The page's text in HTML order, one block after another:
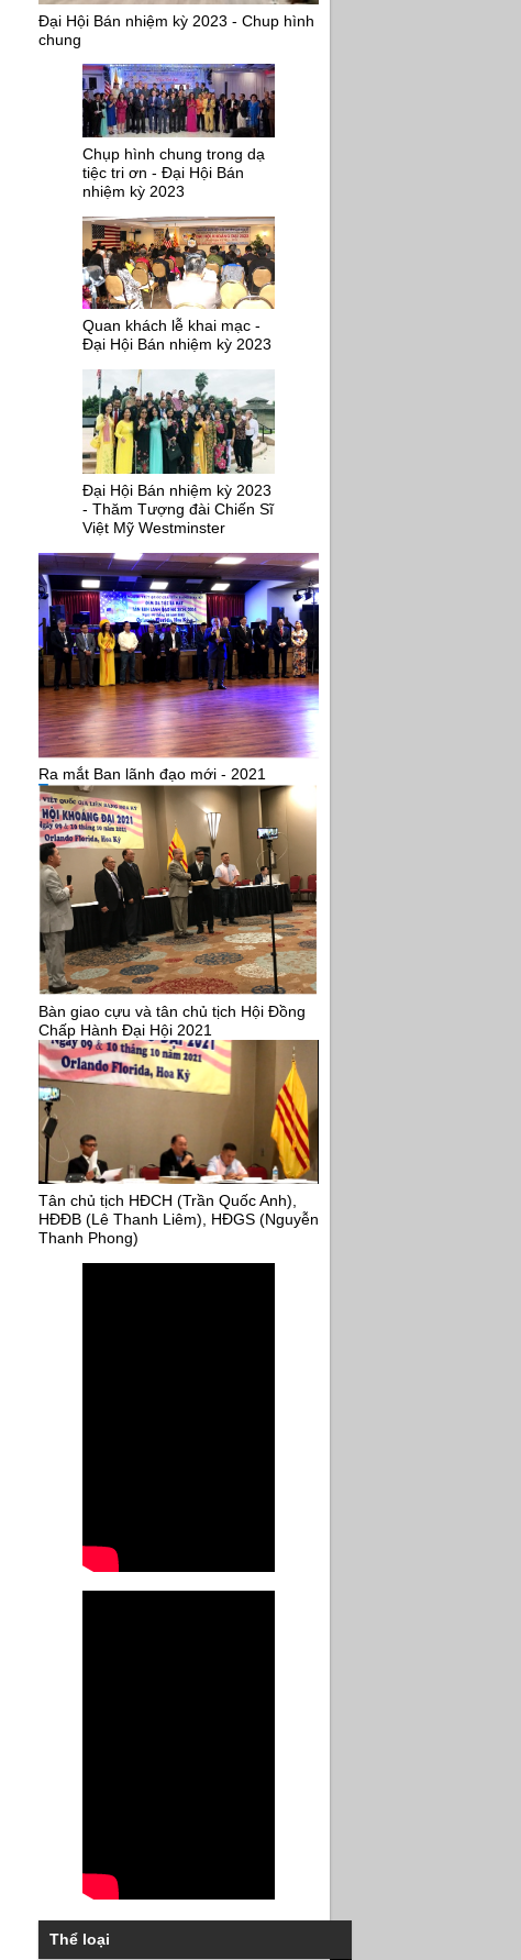
Đại Hội Bán nhiệm kỳ 2023 - Chup hình
chung
Chụp hình chung trong dạ
tiệc tri ơn - Đại Hội Bán
nhiệm kỳ 2023
Quan khách lễ khai mạc -
Đại Hội Bán nhiệm kỳ 2023
Đại Hội Bán nhiệm kỳ 2023
- Thăm Tượng đài Chiến Sĩ
Việt Mỹ Westminster
Ra mắt Ban lãnh đạo mới - 2021
Bàn giao cựu và tân chủ tịch Hội Đồng
Chấp Hành Đại Hội 2021
Tân chủ tịch HĐCH (Trần Quốc Anh),
HĐĐB (Lê Thanh Liêm), HĐGS (Nguyễn
Thanh Phong)
Thể loại